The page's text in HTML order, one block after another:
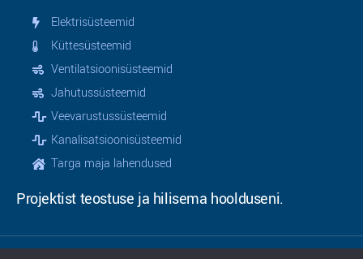
Elektrisüsteemid
Küttesüsteemid
Ventilatsioonisüsteemid
Jahutussüsteemid
Veevarustussüsteemid
Kanalisatsioonisüsteemid
Targa maja lahendused
Projektist teostuse ja hilisema hoolduseni.